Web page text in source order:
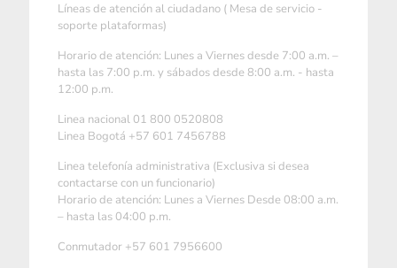
Líneas de atención al ciudadano ( Mesa de servicio -
soporte plataformas)
Horario de atención: Lunes a Viernes desde 7:00 a.m. –
hasta las 7:00 p.m. y sábados desde 8:00 a.m. - hasta
12:00 p.m.
Linea nacional 01 800 0520808
Linea Bogotá +57 601 7456788
Linea telefonía administrativa (Exclusiva si desea
contactarse con un funcionario)
Horario de atención: Lunes a Viernes Desde 08:00 a.m.
– hasta las 04:00 p.m.
Conmutador +57 601 7956600